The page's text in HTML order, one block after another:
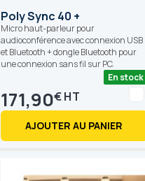
Poly Sync 40 +
Micro haut-parleur pour
audioconférence avec connexion USB
et Bluetooth + dongle Bluetooth pour
une connexion sans fil sur PC.
En stock
171,90€
AJOUTER AU PANIER